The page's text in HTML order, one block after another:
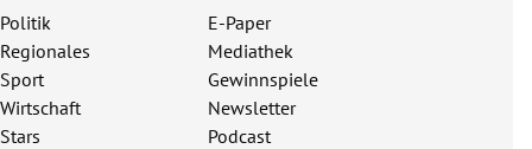
Politik
Regionales
Sport
Wirtschaft
Stars
E-Paper
Mediathek
Gewinnspiele
Newsletter
Podcast